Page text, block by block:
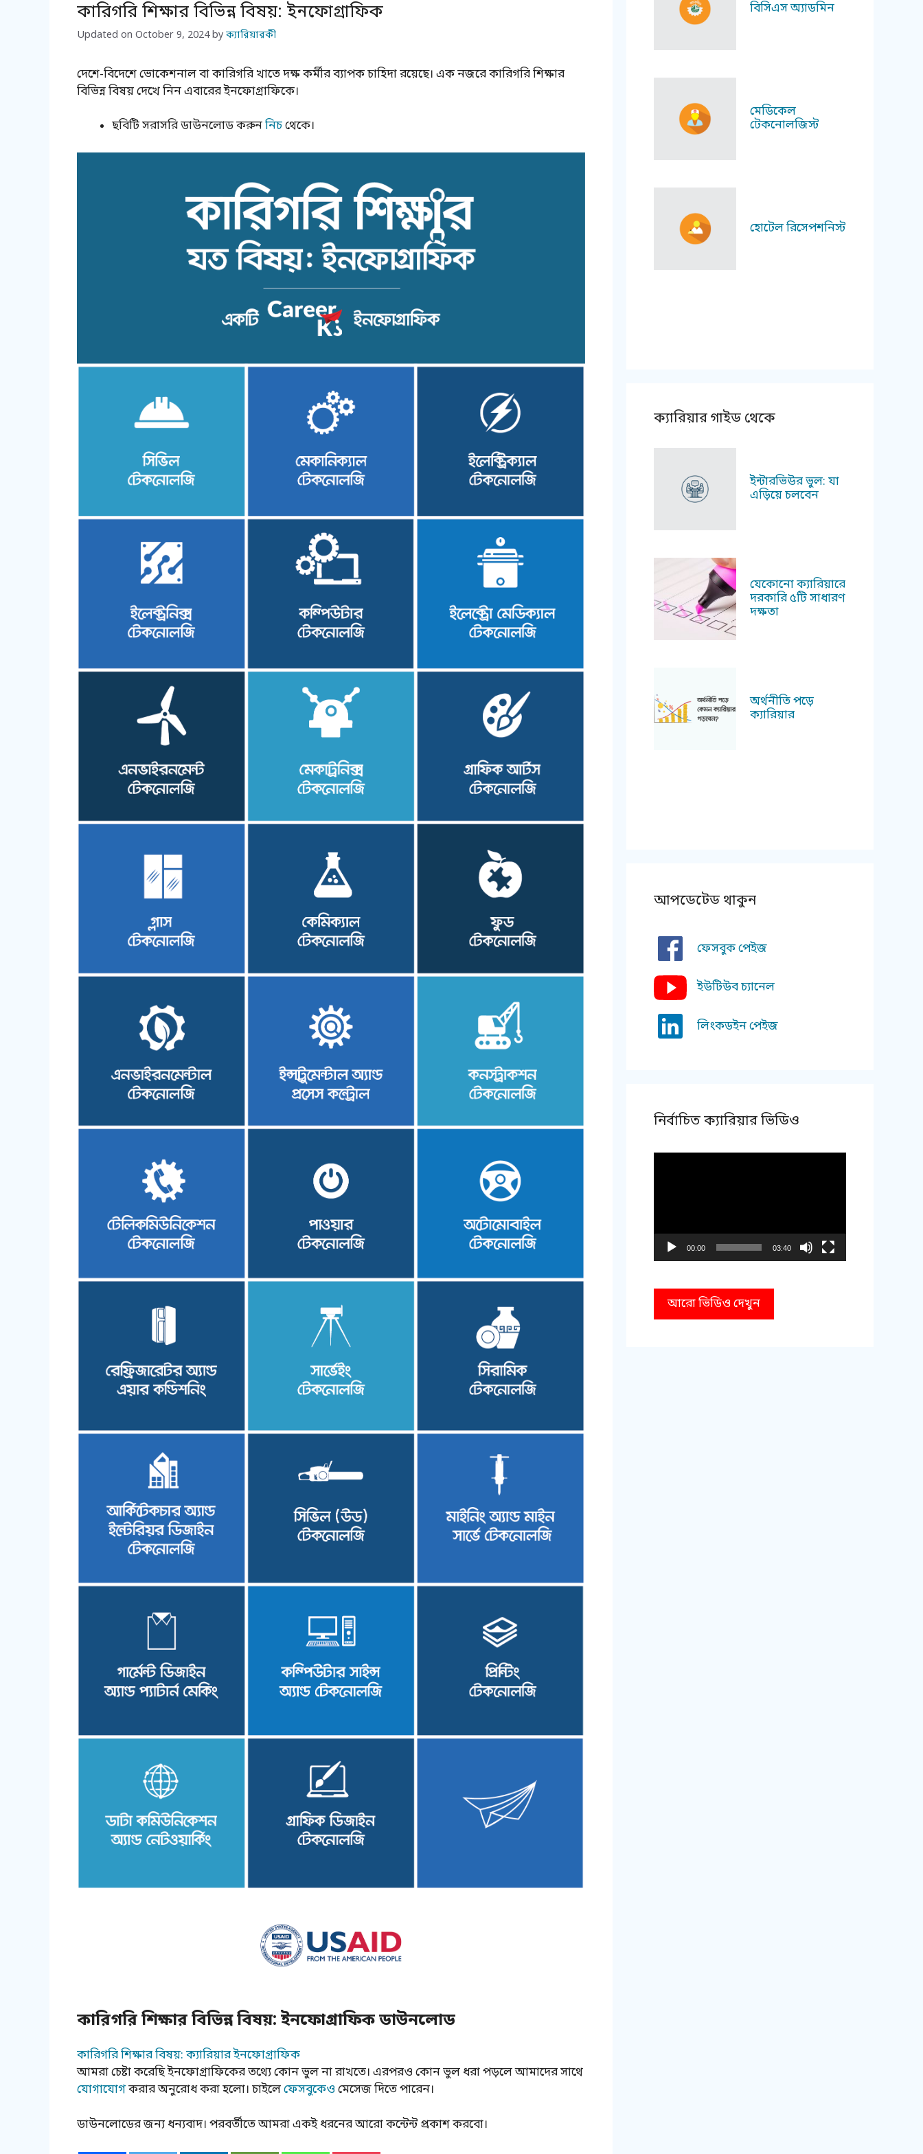
কারিগরি শিক্ষার বিভিন্ন বিষয়: ইনফোগ্রাফিক
Updated on October 9, 2024 by ক্যারিয়ারকী
দেশে-বিদেশে ভোকেশনাল বা কারিগরি খাতে দক্ষ কর্মীর ব্যাপক চাহিদা রয়েছে। এক নজরে কারিগরি শিক্ষার
বিভিন্ন বিষয় দেখে নিন এবারের ইনফোগ্রাফিকে।
ছবিটি সরাসরি ডাউনলোড করুননিচথেকে।
কারিগরি শিক্ষার বিভিন্ন বিষয়: ইনফোগ্রাফিক ডাউনলোড
কারিগরি শিক্ষার বিষয়: ক্যারিয়ার ইনফোগ্রাফিক
আমরা চেষ্টা করেছি ইনফোগ্রাফিকের তথ্যে কোন ভুল না রাখতে। এরপরও কোন ভুল ধরা পড়লে আমাদের সাথে
যোগাযোগকরার অনুরোধ করা হলো। চাইলেফেসবুকেও মেসেজ দিতে পারেন।
ডাউনলোডের জন্য ধন্যবাদ। পরবর্তীতে আমরা একই ধরনের আরো কন্টেন্ট প্রকাশ করবো।
বিসিএস অ্যাডমিন
মেডিকেল
টেকনোলজিস্ট
হোটেল রিসেপশনিস্ট
ক্যারিয়ার গাইড থেকে
ইন্টারভিউর ভুল: যা
এড়িয়ে চলবেন
যেকোনো ক্যারিয়ারে
দরকারি ৫টি সাধারণ
দক্ষতা
অর্থনীতি পড়ে
ক্যারিয়ার
আপডেটেড থাকুন
ফেসবুক পেইজ
ইউটিউব চ্যানেল
লিংকডইন পেইজ
নির্বাচিত ক্যারিয়ার ভিডিও
00:00 03:40
আরো ভিডিও দেখুন